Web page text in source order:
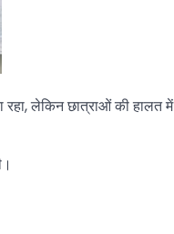
लेकिन छात्राओं की हालत